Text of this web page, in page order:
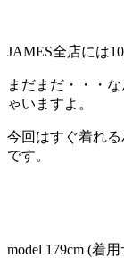
JAMES全店には
まだまだ・・・
ゃいますよ。
今回はすぐ着れ
です。
model 179cm (着